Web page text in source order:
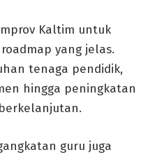
Kaltim untuk
yang jelas.
tenaga pendidik,
hingga peningkatan
guru juga